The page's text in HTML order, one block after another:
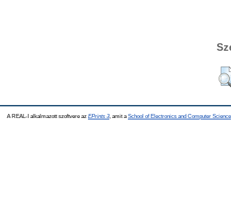
A REAL-I alkalmazott szoftvere az EPrints 3, amit a School of Electronics and Computer Science